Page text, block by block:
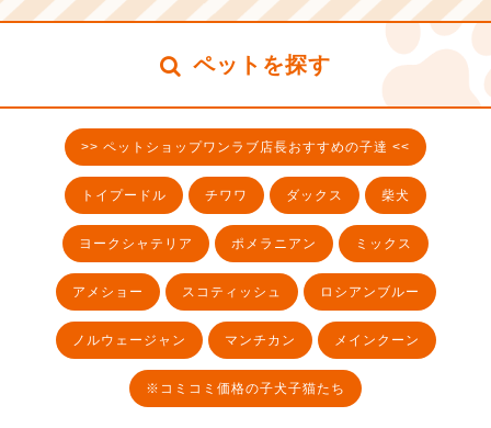
ペットを探す
>> ペットショップワンラブ店長おすすめの子達 <<
トイプードル チワワ ダックス 柴犬
ヨークシャテリア ポメラニアン ミックス
アメショー スコティッシュ ロシアンブルー
ノルウェージャン マンチカン メインクーン
※コミコミ価格の子犬子猫たち